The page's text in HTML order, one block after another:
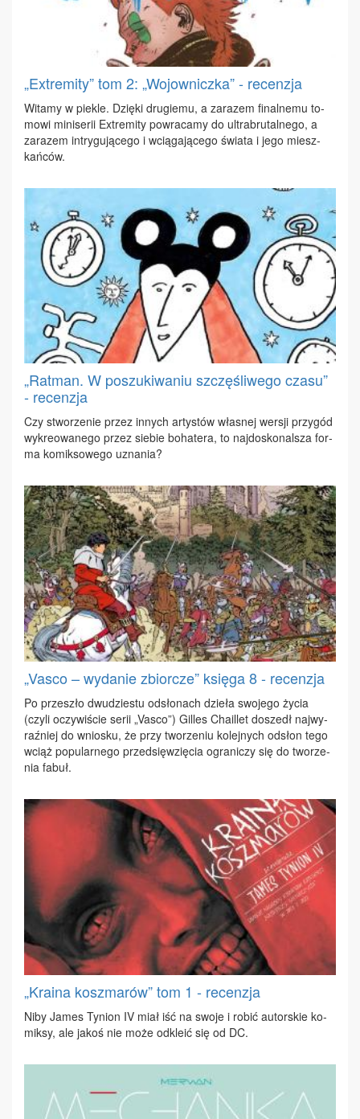
„Extremity” tom 2: „Wojowniczka” - recenzja
Wi­ta­my w pie­kle. Dzię­ki dru­gie­mu, a za­ra­zem fi­nal­ne­mu to­
mo­wi mi­ni­se­rii Extre­mi­ty po­wra­ca­my do ul­tra­bru­tal­ne­go, a
za­ra­zem in­try­gu­ją­ce­go i wcią­ga­ją­ce­go świa­ta i je­go miesz­
kań­ców.
„Ratman. W poszukiwaniu szczęśliwego czasu”
- recenzja
Czy stwo­rze­nie przez in­nych ar­ty­stów wła­snej wer­sji przy­gód
wy­kre­owa­ne­go przez sie­bie bo­ha­te­ra, to naj­do­sko­nal­sza for­
ma ko­mik­so­we­go uzna­nia?
„Vasco – wydanie zbiorcze” księga 8 - recenzja
Po prze­szło dwu­dzie­stu od­sło­nach dzie­ła swo­je­go ży­cia
(czy­li oczy­wi­ście se­rii „Va­sco”) Gil­les Cha­il­let do­szedł naj­wy­
raź­niej do wnio­sku, że przy two­rze­niu ko­lej­nych od­słon te­go
wciąż po­pu­lar­ne­go przed­się­wzię­cia ogra­ni­czy się do two­rze­
nia fa­buł.
„Kraina koszmarów” tom 1 - recenzja
Ni­by Ja­mes Ty­nion IV miał iść na swo­je i ro­bić au­tor­skie ko­
mik­sy, ale ja­koś nie mo­że od­kle­ić się od DC.